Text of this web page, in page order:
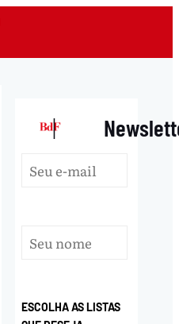
|
ESCOLHA AS LISTAS